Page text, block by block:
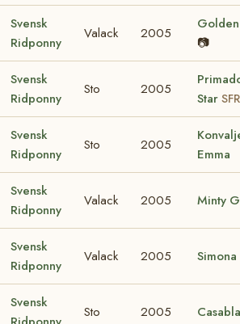
Svensk
Ridponny
Valack 2005
📷
Svensk
Ridponny
Sto 2005
Star
Svensk
Ridponny
Sto 2005
Emma
Svensk
Ridponny
Valack 2005 Minty
Svensk
Ridponny
Valack 2005 Simona
Svensk
Sto 2005